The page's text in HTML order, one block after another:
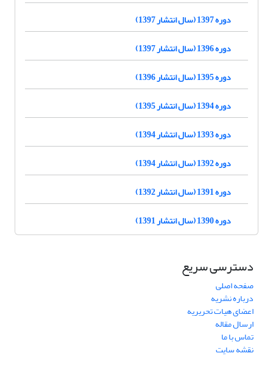
دوره 1397 (سال انتشار 1397)
دوره 1396 (سال انتشار 1397)
دوره 1395 (سال انتشار 1396)
دوره 1394 (سال انتشار 1395)
دوره 1393 (سال انتشار 1394)
دوره 1392 (سال انتشار 1394)
دوره 1391 (سال انتشار 1392)
دوره 1390 (سال انتشار 1391)
دسترسی سریع
صفحه اصلی
درباره نشریه
اعضای هیات تحریریه
ارسال مقاله
تماس با ما
نقشه سایت